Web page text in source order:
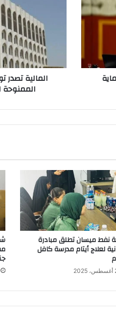
الممنوحة
لموظفي
دوائر
المالية
نفط ميسان تطلق مبادرة
لعلاج أيتام مدرسة كافل